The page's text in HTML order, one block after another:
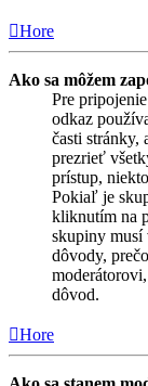
Hore
Ako sa môžem
Pre
odkaz
časti stránky,
prezrieť
prístup,
Pokiaľ je
kliknutím na
skupiny musí
dôvody,
dôvod.
Hore